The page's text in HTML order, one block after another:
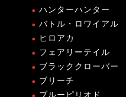
ハンターハンター
バトル・ロワイアル
ヒロアカ
フェアリーテイル
ブラッククローバー
ブリーチ
ブルーピリオド